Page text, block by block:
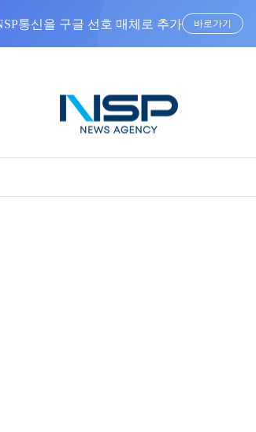
통신을 구글 선호 매체로 추가 바로가기